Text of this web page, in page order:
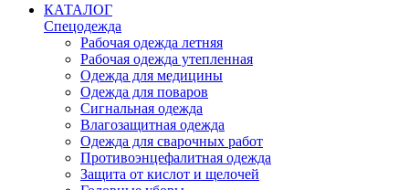
КАТАЛОГ
Спецодежда
Рабочая одежда летняя
Рабочая одежда утепленная
Одежда для медицины
Одежда для поваров
Сигнальная одежда
Влагозащитная одежда
Одежда для сварочных работ
Противоэнцефалитная одежда
Защита от кислот и щелочей